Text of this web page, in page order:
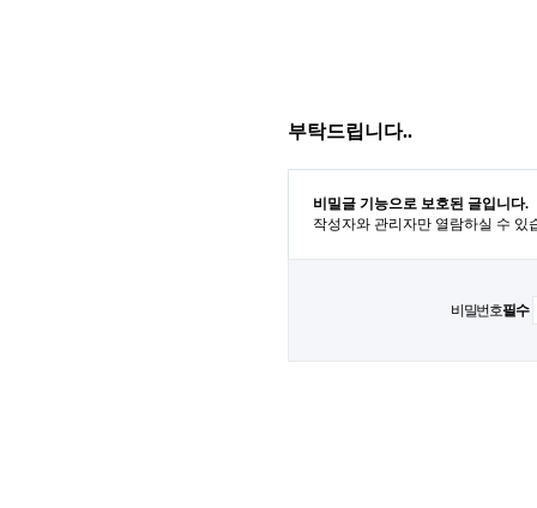
부탁드립니다..
비밀글 기능으로 보호된 글입니다.
작성자와 관리자만 열람하실 수 있
비밀번호필수